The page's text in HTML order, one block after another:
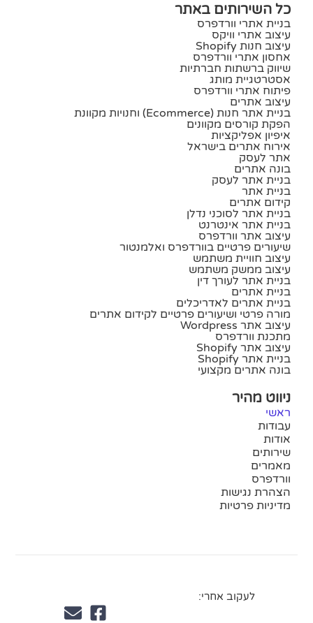
כל השירותים באתר
בניית אתרי וורדפרס
עיצוב אתרי וויקס
עיצוב חנות Shopify
אחסון אתרי וורדפרס
שיווק ברשתות חברתיות
אסטרטגיית מותג
פיתוח אתרי וורדפרס
עיצוב אתרים
בניית אתר חנות (ecommerce) וחנויות מקוונת
הפקת קורסים מקוונים
איפיון אפליקציות
אירוח אתרים בישראל
אתר לעסק
בונה אתרים
בניית אתר לעסק
בניית אתר
קידום אתרים
בניית אתר לסוכני נדלן
בניית אתר אינטרנט
עיצוב אתר וורדפרס
שיעורים פרטיים בוורדפרס ואלמנטור
עיצוב חוויית משתמש
עיצוב ממשק משתמש
בניית אתר לעורך דין
בניית אתרים
בניית אתרים לאדריכלים
מורה פרטי ושיעורים פרטיים לקידום אתרים
עיצוב אתר Wordpress
מתכנת וורדפרס
עיצוב אתר Shopify
בניית אתר Shopify
בונה אתרים מקצועי
ניווט מהיר
ראשי
עבודות
אודות
שירותים
מאמרים
וורדפרס
הצהרת נגישות
מדיניות פרטיות
לעקוב אחרי: